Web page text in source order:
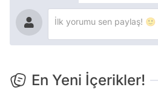
En Yeni İçerikler!